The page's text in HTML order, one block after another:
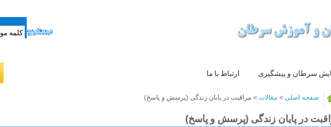
سرطان و پیشگیری ارتباط با ما
صفحه اصلی > مقالات > مراقبت در پایان زندگی (پرسش‌ و پاسخ‌)
در پایان زندگی (پرسش‌ و پاسخ‌)